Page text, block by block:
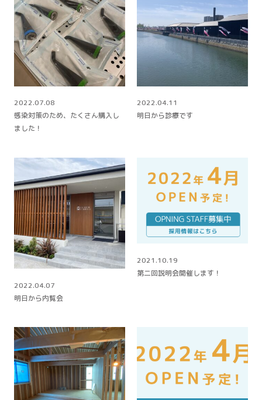
2022.07.08
感染対策のため、たくさん購入し
ました！
2022.04.11
明日から診療です
2022.04.07
明日から内覧会
2021.10.19
第二回説明会開催します！